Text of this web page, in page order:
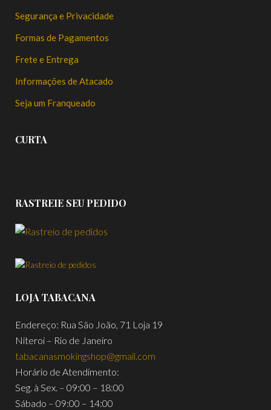
Segurança e Privacidade
Formas de Pagamentos
Frete e Entrega
Informações de Atacado
Seja um Franqueado
CURTA
RASTREIE SEU PEDIDO
LOJA TABACANA
Endereço: Rua São João, 71 Loja 19
Niteroi – Rio de Janeiro
tabacanasmokingshop@gmail.com
Horário de Atendimento:
Seg. à Sex. – 09:00 – 18:00
Sábado – 09:00 – 14:00